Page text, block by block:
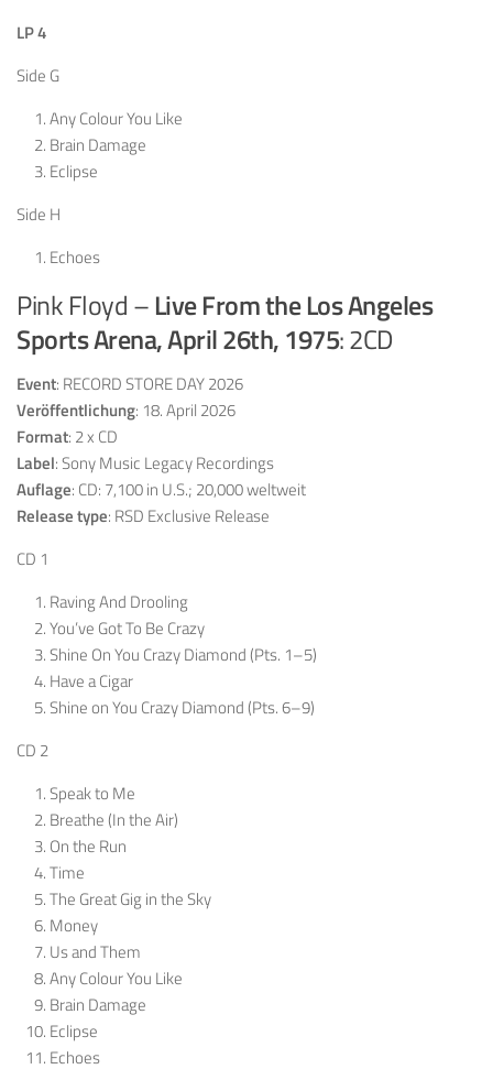
LP 4
Side G
Any Colour You Like
Brain Damage
Eclipse
Side H
Echoes
Pink Floyd –Live From the Los Angeles
Sports Arena, April 26th, 1975: 2CD
Event: RECORD STORE DAY 2026
Veröffentlichung: 18. April 2026
Format: 2 x CD
Label: Sony Music Legacy Recordings
Auflage: CD: 7,100 in U.S.; 20,000 weltweit
Release type: RSD Exclusive Release
CD 1
Raving And Drooling
You’ve Got To Be Crazy
Shine On You Crazy Diamond (Pts. 1–5)
Have a Cigar
Shine on You Crazy Diamond (Pts. 6–9)
CD 2
Speak to Me
Breathe (In the Air)
On the Run
Time
The Great Gig in the Sky
Money
Us and Them
Any Colour You Like
Brain Damage
Eclipse
Echoes